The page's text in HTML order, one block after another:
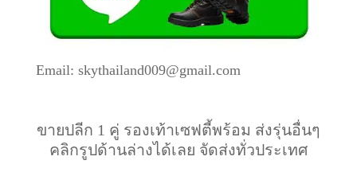
Email: skythailand009@gmail.com
ขายปลีก 1 คู่ รองเท้าเซฟตี้พร้อม ส่งรุ่นอื่นๆ
คลิกรูปด้านล่างได้เลย จัดส่งทั่วประเทศ